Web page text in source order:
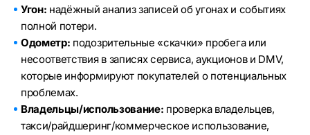
Угон: надёжный анализ записей об угонах и событиях
полной потери.
Одометр: подозрительные «скачки» пробега или
несоответствия в записях сервиса, аукционов и DMV,
которые информируют покупателей о потенциальных
проблемах.
Владельцы/использование: проверка владельцев,
такси/райдшеринг/коммерческое использование,